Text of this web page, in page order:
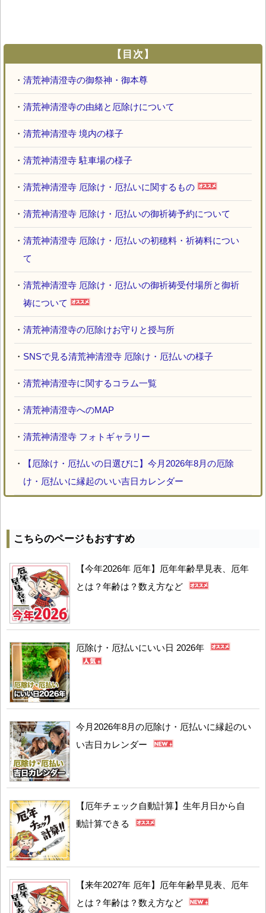
【目次】
・ 清荒神清澄寺の御祭神・御本尊
・ 清荒神清澄寺の由緒と厄除けについて
・ 清荒神清澄寺 境内の様子
・ 清荒神清澄寺 駐車場の様子
・ 清荒神清澄寺 厄除け・厄払いに関するもの
・ 清荒神清澄寺 厄除け・厄払いの御祈祷予約について
・ 清荒神清澄寺 厄除け・厄払いの初穂料・祈祷料につい
て
・ 清荒神清澄寺 厄除け・厄払いの御祈祷受付場所と御祈
祷について
・ 清荒神清澄寺の厄除けお守りと授与所
・ SNSで見る清荒神清澄寺 厄除け・厄払いの様子
・ 清荒神清澄寺に関するコラム一覧
・ 清荒神清澄寺へのMAP
・ 清荒神清澄寺 フォトギャラリー
・
【厄除け・厄払いの日選びに】今月2026年8月の厄除
け・厄払いに縁起のいい吉日カレンダー
こちらのページもおすすめ
【今年2026年 厄年】厄年年齢早見表、厄年
とは？年齢は？数え方など
厄除け・厄払いにいい日 2026年
今月2026年8月の厄除け・厄払いに縁起のい
い吉日カレンダー
【厄年チェック自動計算】生年月日から自
動計算できる
【来年2027年 厄年】厄年年齢早見表、厄年
とは？年齢は？数え方など